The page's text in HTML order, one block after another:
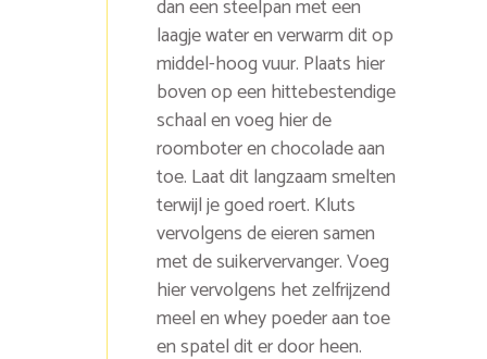
dan een steelpan met een
laagje water en verwarm dit op
middel-hoog vuur. Plaats hier
boven op een hittebestendige
schaal en voeg hier de
roomboter en chocolade aan
toe. Laat dit langzaam smelten
terwijl je goed roert. Kluts
vervolgens de eieren samen
met de suikervervanger. Voeg
hier vervolgens het zelfrijzend
meel en whey poeder aan toe
en spatel dit er door heen.